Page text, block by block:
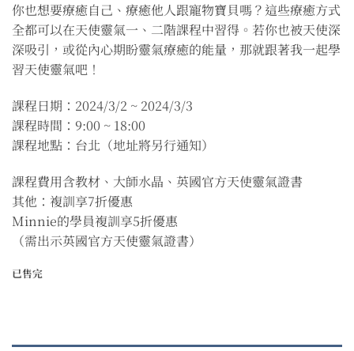
你也想要療癒自己、療癒他人跟寵物寶貝嗎？這些療癒方式
全都可以在天使靈氣一、二階課程中習得。若你也被天使深
深吸引，或從內心期盼靈氣療癒的能量，那就跟著我一起學
習天使靈氣吧！
課程日期：2024/3/2 ~ 2024/3/3
課程時間：9:00 ~ 18:00
課程地點：台北（地址將另行通知）
課程費用含教材、大師水晶、英國官方天使靈氣證書
其他：複訓享7折優惠
Minnie的學員複訓享5折優惠
（需出示英國官方天使靈氣證書）
已售完